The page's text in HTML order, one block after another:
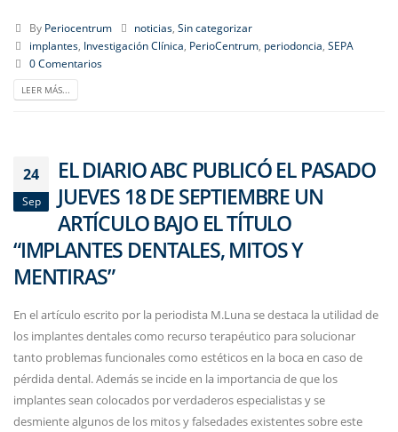
By Periocentrum noticias,Sin categorizar
implantes, Investigación Clínica, PerioCentrum, periodoncia, SEPA
0 Comentarios
LEER MÁS...
24
Sep
EL DIARIO ABC PUBLICÓ EL PASADO
JUEVES 18 DE SEPTIEMBRE UN
ARTÍCULO BAJO EL TÍTULO
“IMPLANTES DENTALES, MITOS Y
MENTIRAS”
En el artículo escrito por la periodista M.Luna se destaca la utilidad de
los implantes dentales como recurso terapéutico para solucionar
tanto problemas funcionales como estéticos en la boca en caso de
pérdida dental. Además se incide en la importancia de que los
implantes sean colocados por verdaderos especialistas y se
desmiente algunos de los mitos y falsedades existentes sobre este